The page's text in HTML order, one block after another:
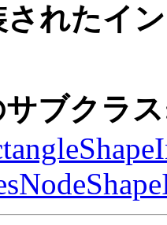
れたイ
ブクラ